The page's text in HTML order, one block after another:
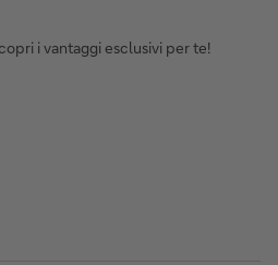
i vantaggi esclusivi per te!